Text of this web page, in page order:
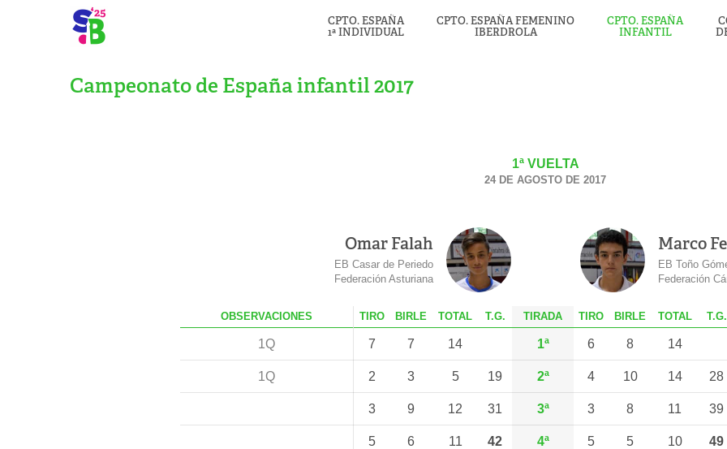
CPTO. ESPAÑA
1ª INDIVIDUAL
CPTO. ESPAÑA FEMENINO
IBERDROLA
CPTO. ESPAÑA
INFANTIL
Campeonato de España infantil 2017
1ª VUELTA
24 DE AGOSTO DE 2017
Omar Falah
EB Casar de Periedo
Federación Asturiana
Marco
EB Toño
Federación
OBS ERVACIONES TIRO B IRLE TOTAL T.G. TIRADA T IRO B IRLE TOTAL T.G.
1Q 7 7 14 1ª 6 8 14
1Q 2 3 5 19 2ª 4 10 14 28
3 9 12 31 3ª 3 8 11 39
5 6 11 42 4ª 5 5 10 49